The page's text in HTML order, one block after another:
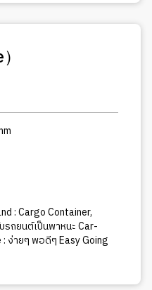
: Cargo Container,
ถยนต์เป็นพาหนะ Car-
: ง่ายๆ พอดีๆ Easy Going